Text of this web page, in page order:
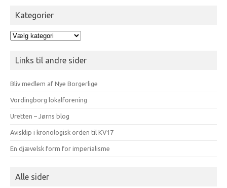
Kategorier
Kategorier
Links til andre sider
Bliv medlem af Nye Borgerlige
Vordingborg lokalforening
Uretten – Jørns blog
Avisklip i kronologisk orden til KV17
En djævelsk form for imperialisme
Alle sider